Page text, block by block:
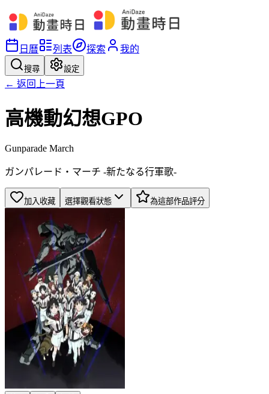
日曆 列表 探索 我的
搜尋 設定
← 返回上一頁
高機動幻想GPO
Gunparade March
ガンパレード・マーチ -新たなる行軍歌-
加入收藏 選擇觀看狀態 為這部作品評分